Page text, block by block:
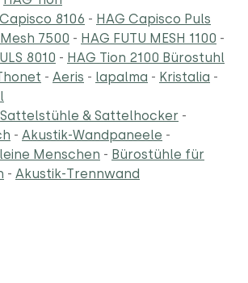
8106 - HAG Capisco Puls
7500 - HAG FUTU MESH 1100 -
8010 - HAG Tion 2100 Bürostuhl
- Aeris - lapalma - Kristalia -
Sattelstühle & Sattelhocker -
- Akustik-Wandpaneele -
Menschen - Bürostühle für
- Akustik-Trennwand